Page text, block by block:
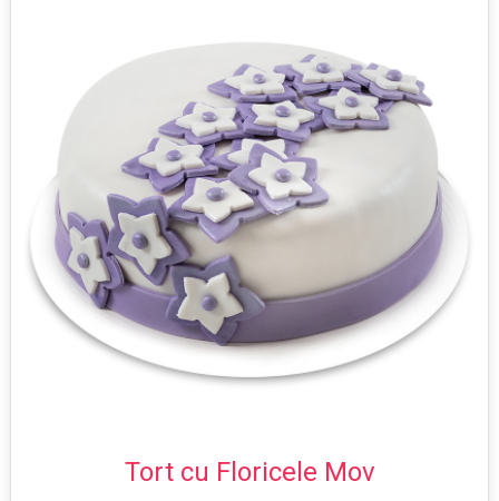
Tort cu Floricele Mov